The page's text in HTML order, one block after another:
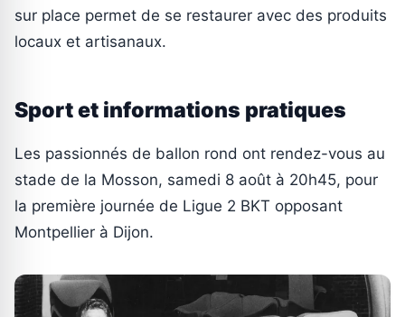
sur place permet de se restaurer avec des produits
locaux et artisanaux.
Sport et informations pratiques
Les passionnés de ballon rond ont rendez-vous au
stade de la Mosson, samedi 8 août à 20h45, pour
la première journée de Ligue 2 BKT opposant
Montpellier à Dijon.